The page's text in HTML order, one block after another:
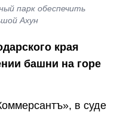
парк обеспечить
Ахун
края
башни на горе
в суде